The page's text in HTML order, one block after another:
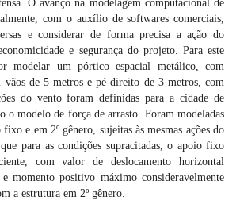
O avanço na modelagem computacional de
com o auxílio de softwares comerciais,
e considerar de forma precisa a ação do
e segurança do projeto. Para este
modelar um pórtico espacial metálico, com
de 5 metros e pé-direito de 3 metros, com
do vento foram definidas para a cidade de
o modelo de força de arrasto. Foram modeladas
e em 2º gênero, sujeitas às mesmas ações do
para as condições supracitadas, o apoio fixo
com valor de deslocamento horizontal
momento positivo máximo consideravelmente
a estrutura em 2º gênero.